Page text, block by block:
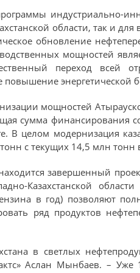
индустриально-
области, так и
обновление
мощностей
переход всей
энергетической
мощностей
сумма финансирования
В целом модернизация
с текущих 14,5 млн тонн
завершенный
Казахстанской
в год) позволяют
ряд продуктов
в светлых
Аслан Мынбаев. –